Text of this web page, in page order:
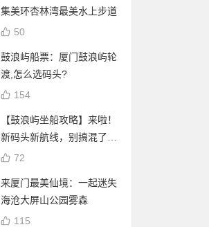
集美环杏林湾最美水上步道
50
鼓浪屿船票：厦门鼓浪屿轮
渡,怎么选码头?
154
【鼓浪屿坐船攻略】来啦！
新码头新航线，别搞混了
哦！72
来厦门最美仙境：一起迷失
海沧大屏山公园雾森
115